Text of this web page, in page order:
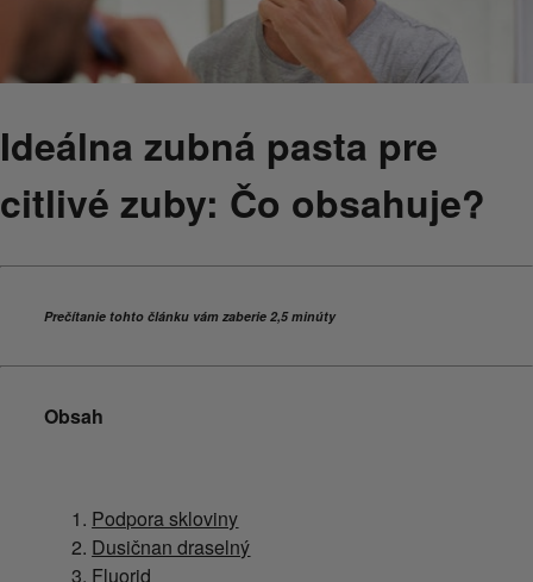
Ideálna zubná pasta pre
citlivé zuby: Čo obsahuje?
Prečítanie tohto článku vám zaberie 2,5 minúty
Obsah
Podpora skloviny
Dusičnan draselný
Fluorid